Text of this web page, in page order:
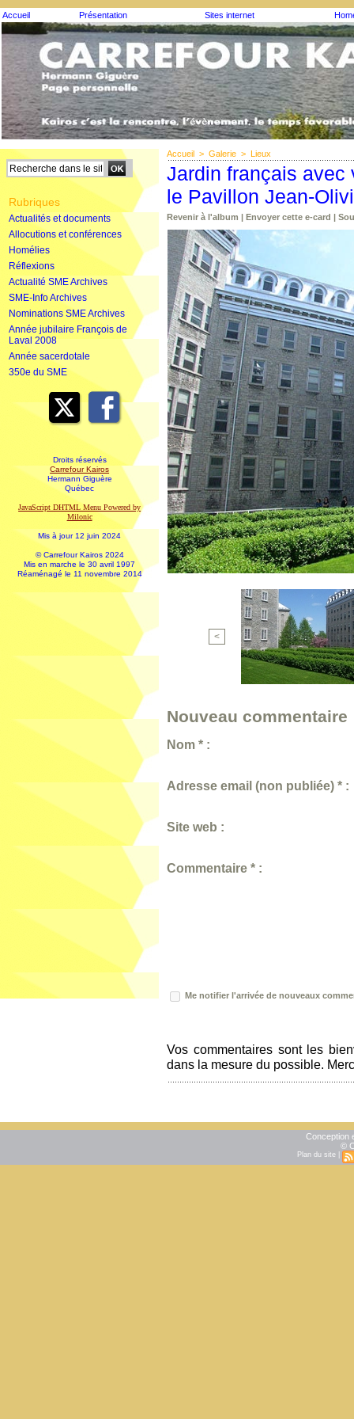
Accueil Présentation Sites internet
Rubriques
Actualités et documents
Allocutions et conférences
Homélies
Réflexions
Actualité SME Archives
SME-Info Archives
Nominations SME Archives
Année jubilaire François de
Laval 2008
Année sacerdotale
350e du SME
Droits réservés
Carrefour Kairos
Hermann Giguère
Québec
JavaScript DHTML Menu Powered by
Milonic
Mis à jour 12 juin 2024
© Carrefour Kairos 2024
Mis en marche le 30 avril 1997
Réaménagé le 11 novembre 2014
Accueil > Galerie > Lieux
Jardin français avec
le Pavillon Jean-
Revenir à l'album | Envoyer cette e-card |
<
Nouveau commentaire
Nom * :
Adresse email (non publiée) * :
Site web :
Commentaire * :
Me notifier l'arrivée de nouveaux
Vos commentaires sont les
dans la mesure du possible.
Conception
©
Plan du site